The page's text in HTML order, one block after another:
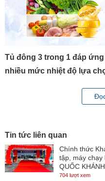
Tủ đông 3 trong 1 đáp
nhiều mức nhiệt độ lựa
Với thiết kế 1 ngăn nhưng tủ
nhiều mức nhiệt độ khác nhau
- Làm mát (Mức MIN): 0 đến 10
uống cần ướp lạnh, rau củ quả
khoảng thời gian ngắn,...
- Cấp đông mềm (Khoảng giữa
Tin tức liên quan
Chính thức
tập, máy chạy
QUỐC KHÁNH.
704 lượt xem